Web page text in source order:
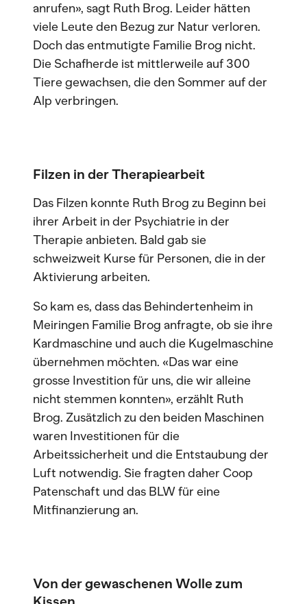
anrufen», sagt Ruth Brog. Leider hätten
viele Leute den Bezug zur Natur verloren.
Doch das entmutigte Familie Brog nicht.
Die Schafherde ist mittlerweile auf 300
Tiere gewachsen, die den Sommer auf der
Alp verbringen.
Filzen in der Therapiearbeit
Das Filzen konnte Ruth Brog zu Beginn bei
ihrer Arbeit in der Psychiatrie in der
Therapie anbieten. Bald gab sie
schweizweit Kurse für Personen, die in der
Aktivierung arbeiten.
So kam es, dass das Behindertenheim in
Meiringen Familie Brog anfragte, ob sie ihre
Kardmaschine und auch die Kugelmaschine
übernehmen möchten. «Das war eine
grosse Investition für uns, die wir alleine
nicht stemmen konnten», erzählt Ruth
Brog. Zusätzlich zu den beiden Maschinen
waren Investitionen für die
Arbeitssicherheit und die Entstaubung der
Luft notwendig. Sie fragten daher Coop
Patenschaft und das BLW für eine
Mitfinanzierung an.
Von der gewaschenen Wolle zum